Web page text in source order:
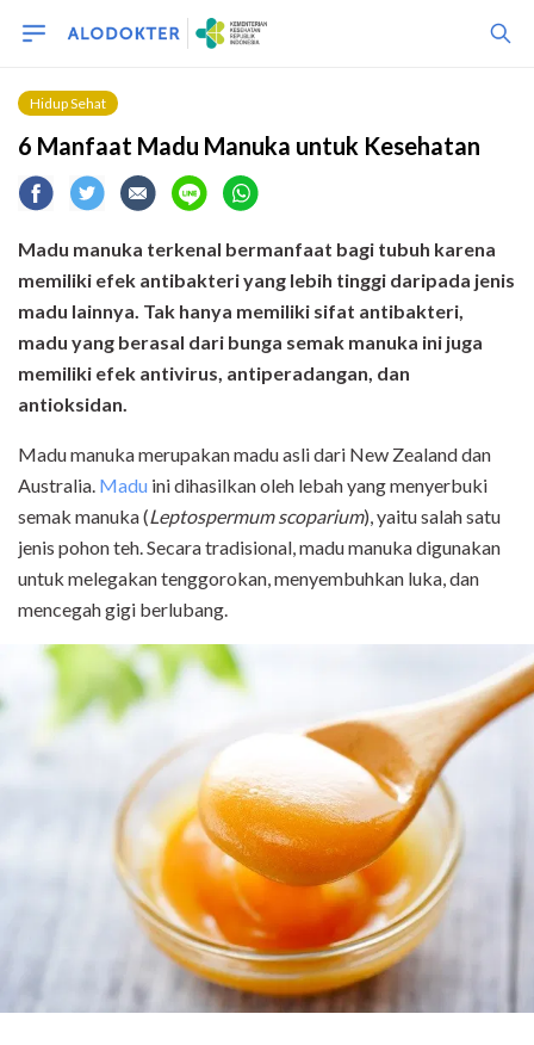
Hidup Sehat
6 Manfaat Madu Manuka untuk Kesehatan
Madu manuka terkenal bermanfaat bagi tubuh karena
memiliki efek antibakteri yang lebih tinggi daripada jenis
madu lainnya. Tak hanya memiliki sifat antibakteri,
madu yang berasal dari bunga semak manuka ini juga
memiliki efek antivirus, antiperadangan, dan
antioksidan.
Madu manuka merupakan madu asli dari New Zealand dan
Australia. Madu ini dihasilkan oleh lebah yang menyerbuki
semak manuka (Leptospermum scoparium), yaitu salah satu
jenis pohon teh. Secara tradisional, madu manuka digunakan
untuk melegakan tenggorokan, menyembuhkan luka, dan
mencegah gigi berlubang.